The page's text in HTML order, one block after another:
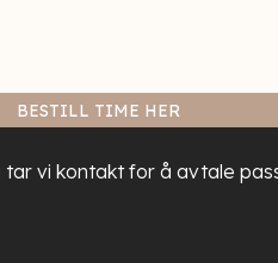
BESTILL TIME HER
tar vi kontakt for å avtale